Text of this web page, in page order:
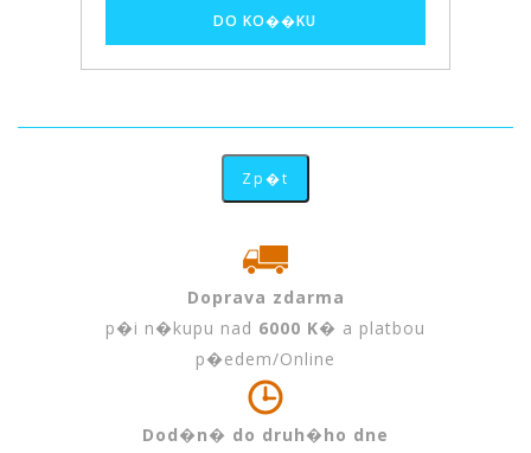
Doprava zdarma
p�i n�kupu nad 6000 K� a platbou
p�edem/Online
Dod�n� do druh�ho dne